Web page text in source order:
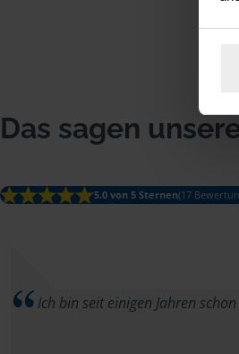
Das sagen
5.0 von 5 Sternen(17
Ich bin seit einigen Jahren